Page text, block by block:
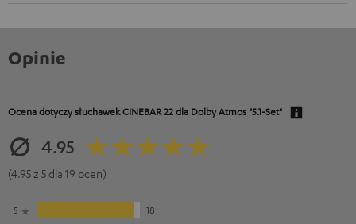
Opinie
Ocena dotyczy słuchawekCINEBAR 22 dla Dolby Atmos "5.1-Set"
4.95
(4.95 z 5 dla 19 ocen)
5 18